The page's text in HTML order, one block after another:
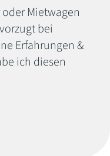
Mietwagen
bei
Erfahrungen &
ich diesen